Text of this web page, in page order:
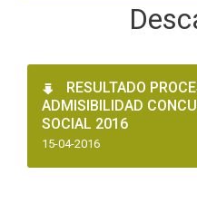
RESULTADO
ADMISIBILIDAD
SOCIAL 2016
15-04-2016